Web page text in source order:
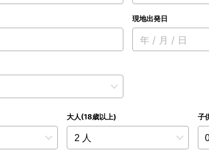
現地出発日
年 / 月 / 日
大人(18歳以上) 子